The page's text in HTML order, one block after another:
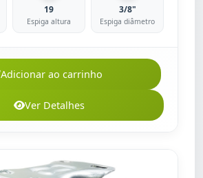
19
Espiga altura
3/8"
Espiga diâmetro
Adicionar ao carrinho
Ver Detalhes